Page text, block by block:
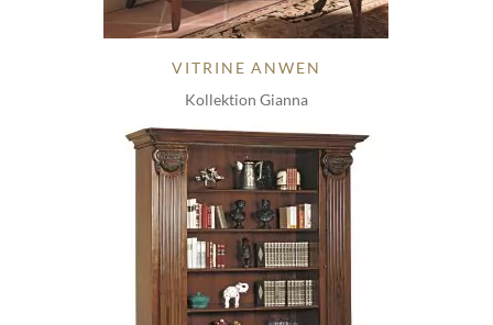
VITRINE ANWEN
Kollektion Gianna